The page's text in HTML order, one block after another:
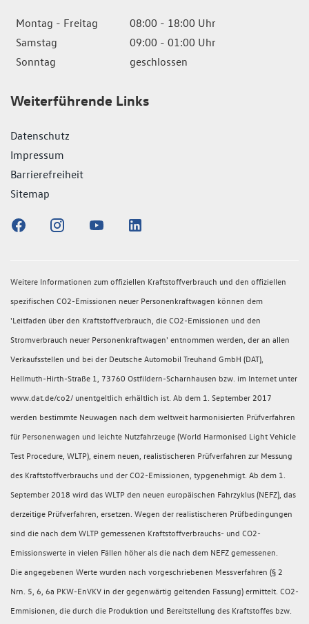
Montag - Freitag
08:00 - 18:00 Uhr
Samstag
09:00 - 01:00 Uhr
Sonntag
geschlossen
Weiterführende Links
Datenschutz
Impressum
Barrierefreiheit
Sitemap
Weitere Informationen zum offiziellen Kraftstoffverbrauch und den offiziellen
spezifischen CO2-Emissionen neuer Personenkraftwagen können dem
'Leitfaden über den Kraftstoffverbrauch, die CO2-Emissionen und den
Stromverbrauch neuer Personenkraftwagen' entnommen werden, der an allen
Verkaufsstellen und bei der Deutsche Automobil Treuhand GmbH (DAT),
Hellmuth-Hirth-Straße 1, 73760 Ostfildern-Scharnhausen bzw. im Internet unter
www.dat.de/co2/ unentgeltlich erhältlich ist. Ab dem 1. September 2017
werden bestimmte Neuwagen nach dem weltweit harmonisierten Prüfverfahren
für Personenwagen und leichte Nutzfahrzeuge (World Harmonised Light Vehicle
Test Procedure, WLTP), einem neuen, realistischeren Prüfverfahren zur Messung
des Kraftstoffverbrauchs und der CO2-Emissionen, typgenehmigt. Ab dem 1.
September 2018 wird das WLTP den neuen europäischen Fahrzyklus (NEFZ), das
derzeitige Prüfverfahren, ersetzen. Wegen der realistischeren Prüfbedingungen
sind die nach dem WLTP gemessenen Kraftstoffverbrauchs- und CO2-
Emissionswerte in vielen Fällen höher als die nach dem NEFZ gemessenen.
Die angegebenen Werte wurden nach vorgeschriebenen Messverfahren (§ 2
Nrn. 5, 6, 6a PKW-EnVKV in der gegenwärtig geltenden Fassung) ermittelt. CO2-
Emmisionen, die durch die Produktion und Bereitstellung des Kraftstoffes bzw.